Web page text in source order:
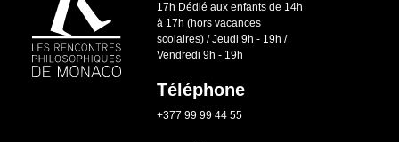
17h Dédié aux enfants de 14h
à 17h (hors vacances
scolaires) / Jeudi 9h - 19h /
Vendredi 9h - 19h
Téléphone
+377 99 99 44 55